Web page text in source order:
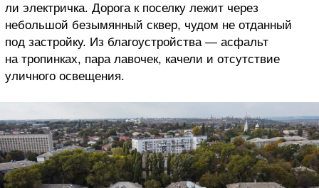
ли электричка. Дорога к поселку лежит через
небольшой безымянный сквер, чудом не отданный
под застройку. Из благоустройства — асфальт
на тропинках, пара лавочек, качели и отсутствие
уличного освещения.